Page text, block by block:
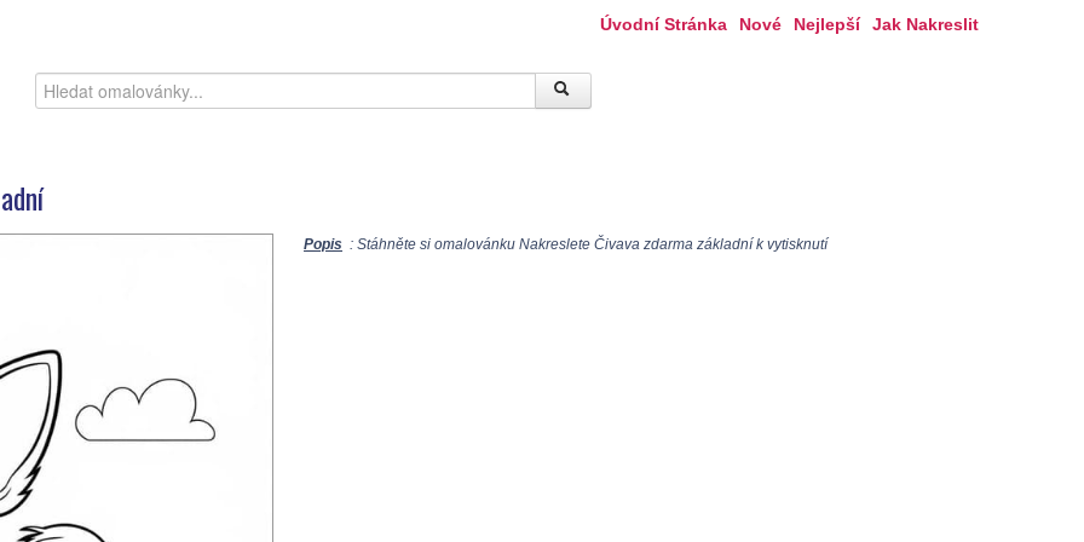
Úvodní Stránka Nové Nejlepší Jak Nakreslit
Popis : Stáhněte si omalovánku Nakreslete Čivava zdarma základní k vytisknutí